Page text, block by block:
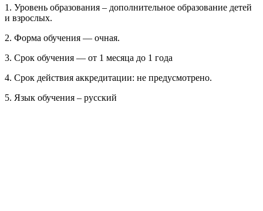
1. Уровень образования – дополнительное образование детей
и взрослых.
2. Форма обучения — очная.
3. Срок обучения — от 1 месяца до 1 года
4. Срок действия аккредитации: не предусмотрено.
5. Язык обучения – русский